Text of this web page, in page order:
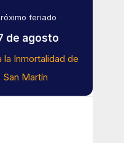
feriado
de agosto
la Inmortalidad de
San Martín